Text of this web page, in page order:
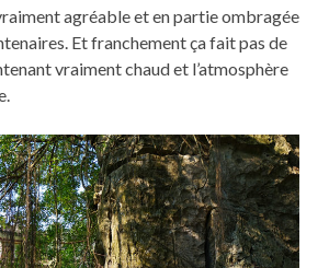
agréable et en partie ombragée
Et franchement ça fait pas de
vraiment chaud et l’atmosphère